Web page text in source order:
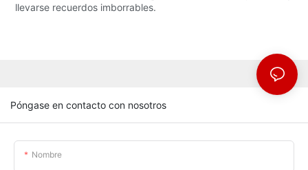
llevarse recuerdos imborrables.
Póngase en contacto con nosotros
Nombre